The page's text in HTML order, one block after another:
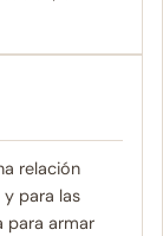
relación
para las
para armar